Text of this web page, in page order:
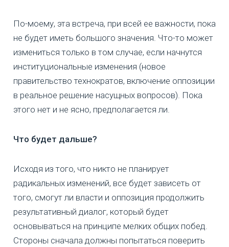
По-моему, эта встреча, при всей ее важности, пока
не будет иметь большого значения. Что-то может
измениться только в том случае, если начнутся
институциональные изменения (новое
правительство технократов, включение оппозиции
в реальное решение насущных вопросов). Пока
этого нет и не ясно, предполагается ли.
Что будет дальше?
Исходя из того, что никто не планирует
радикальных изменений, все будет зависеть от
того, смогут ли власти и оппозиция продолжить
результативный диалог, который будет
основываться на принципе мелких общих побед.
Стороны сначала должны попытаться поверить